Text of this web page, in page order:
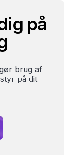
på
brug af
på dit